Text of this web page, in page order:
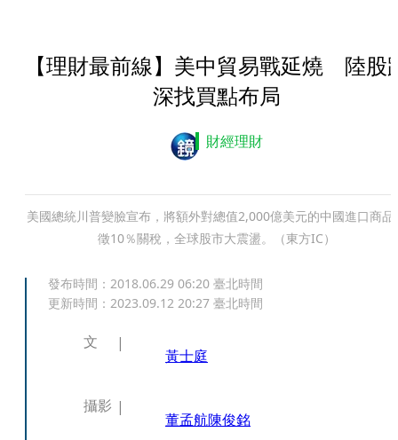
【理財最前線】美中貿易戰延燒 陸股
深找買點布局
財經理財
美國總統川普變臉宣布，將額外對總值2,000億美元的中國進口商品
徵10％關稅，全球股市大震盪。（東方IC）
發布時間： 2018.06.29 06:20 臺北時間
更新時間： 2023.09.12 20:27 臺北時間
文
黃士庭
攝影
董孟航陳俊銘